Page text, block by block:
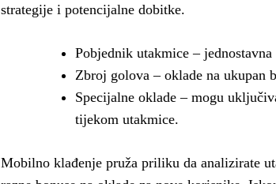
strategije i potencijalne dobitke.
Pobjednik utakmice –
Zbroj golova – oklade na ukupan
Specijalne oklade – mogu
tijekom utakmice.
Mobilno klađenje pruža priliku da analizirate